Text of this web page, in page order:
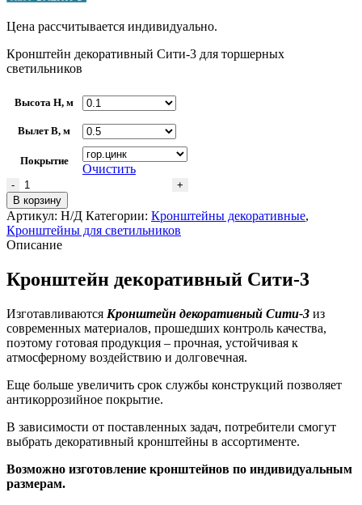
Цена рассчитывается индивидуально.
Кронштейн декоративный Сити-3 для торшерных
светильников
Высота H, м
Вылет В, м
Покрытие
Очистить
Количество
товара
Кронштейн
декоративный
Сити-3
В корзину
Артикул: Н/Д Категории: Кронштейны декоративные,
Кронштейны для светильников
Описание
Кронштейн декоративный Сити-3
Изготавливаются Кронштейн декоративный Сити-3 из
современных материалов, прошедших контроль качества,
поэтому готовая продукция – прочная, устойчивая к
атмосферному воздействию и долговечная.
Еще больше увеличить срок службы конструкций позволяет
антикоррозийное покрытие.
В зависимости от поставленных задач, потребители смогут
выбрать декоративный кронштейны в ассортименте.
Возможно изготовление кронштейнов по индивидуальным
размерам.